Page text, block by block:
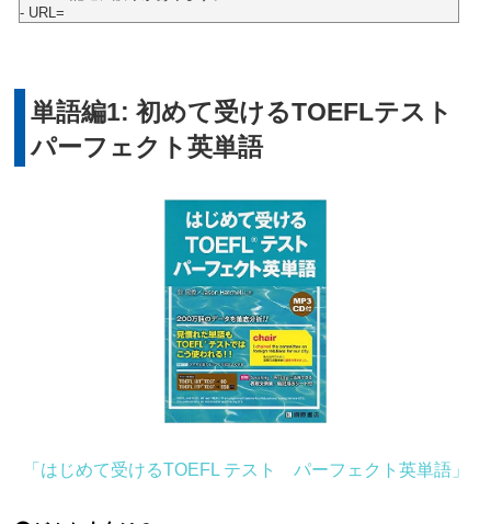
- URL=
単語編1: 初めて受けるTOEFLテスト
パーフェクト英単語
「はじめて受けるTOEFL テスト パーフェクト英単語」